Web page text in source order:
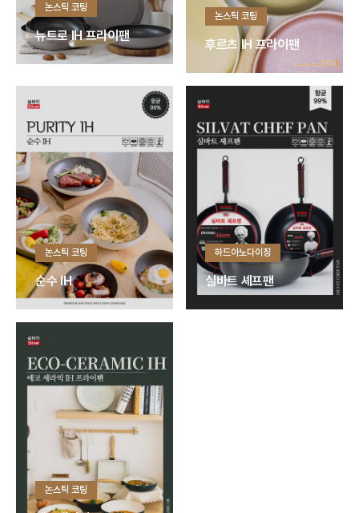
논스틱 코팅
뉴트로 IH 프라이팬
논스틱 코팅
후르츠 IH 프라이팬
논스틱 코팅
순수 IH
하드아노다이징
실바트 셰프팬
논스틱 코팅